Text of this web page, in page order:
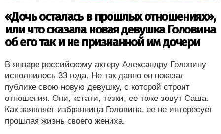
«Дочь осталась в прошлых отношениях»,
или что сказала новая девушка Головина
об его так и не признанной им дочери
В январе российскому актеру Александру Головину
исполнилось 33 года. Не так давно он показал
публике свою новую девушку, с которой строит
отношения. Они, кстати, тезки, ее тоже зовут Саша.
Как заявляет избранница Головина, ее не интересует
прошлая жизнь своего жениха.